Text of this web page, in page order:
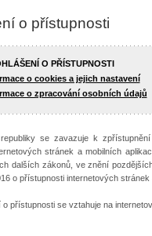
o přístupnosti
O PŘÍSTUPNOSTI
o cookies a jejich nastavení
o zpracování osobních údajů
republiky se zavazuje k
stránek a mobilních
dalších zákonů, ve znění
o přístupnosti internetových stránek
o přístupnosti se vztahuje na